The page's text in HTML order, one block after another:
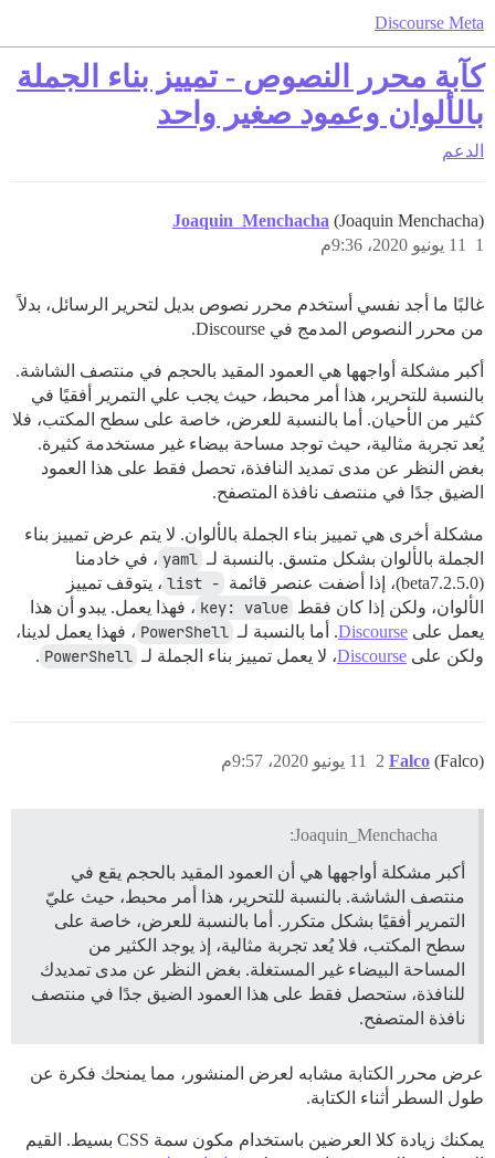
Discourse Meta
كآبة محرر النصوص - تمييز بناء الجملة
بالألوان وعمود صغير واحد
الدعم
Joaquin_Menchacha (Joaquin Menchacha)
11 يونيو 2020، 9:36م
1
غالبًا ما أجد نفسي أستخدم محرر نصوص بديل لتحرير الرسائل، بدلاً
من محرر النصوص المدمج في Discourse.
أكبر مشكلة أواجهها هي العمود المقيد بالحجم في منتصف الشاشة.
بالنسبة للتحرير، هذا أمر محبط، حيث يجب علي التمرير أفقيًا في
كثير من الأحيان. أما بالنسبة للعرض، خاصة على سطح المكتب، فلا
يُعد تجربة مثالية، حيث توجد مساحة بيضاء غير مستخدمة كثيرة.
بغض النظر عن مدى تمديد النافذة، تحصل فقط على هذا العمود
الضيق جدًا في منتصف نافذة المتصفح.
مشكلة أخرى هي تمييز بناء الجملة بالألوان. لا يتم عرض تمييز بناء
الجملة بالألوان بشكل متسق. بالنسبة لـ yaml ، في خادمنا
(2.5.0.beta7)، إذا أضفت عنصر قائمة
- list
، يتوقف تمييز
الألوان، ولكن إذا كان فقط key: value ، فهذا يعمل. يبدو أن هذا
يعمل على Discourse. أما بالنسبة لـ PowerShell ، فهذا يعمل لدينا،
ولكن على Discourse، لا يعمل تمييز بناء الجملة لـ PowerShell
.
Falco (Falco) 11 يونيو 2020، 9:57م 2
Joaquin_Menchacha:
أكبر مشكلة أواجهها هي أن العمود المقيد بالحجم يقع في
منتصف الشاشة. بالنسبة للتحرير، هذا أمر محبط، حيث عليّ
التمرير أفقيًا بشكل متكرر. أما بالنسبة للعرض، خاصة على
سطح المكتب، فلا يُعد تجربة مثالية، إذ يوجد الكثير من
المساحة البيضاء غير المستغلة. بغض النظر عن مدى تمديدك
للنافذة، ستحصل فقط على هذا العمود الضيق جدًا في منتصف
نافذة المتصفح.
عرض محرر الكتابة مشابه لعرض المنشور، مما يمنحك فكرة عن
طول السطر أثناء الكتابة.
يمكنك زيادة كلا العرضين باستخدام مكون سمة CSS بسيط. القيم